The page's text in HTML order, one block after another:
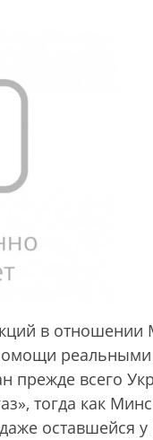
в
прежде всего
тогда как
оставшейся